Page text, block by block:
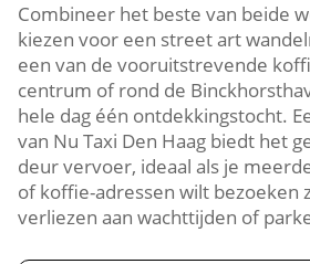
Combineer het beste van beide
kiezen voor een street art
een van de vooruitstrevende
centrum of rond de
hele dag één ontdekkingstocht.​
van Nu Taxi Den Haag biedt het
deur vervoer, ideaal als je
of koffie-adressen wilt bezoeken
verliezen aan wachttijden of